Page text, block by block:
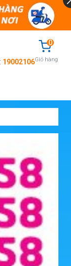
19002106
0
Giỏ hàng